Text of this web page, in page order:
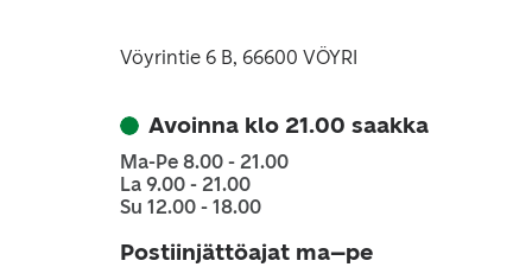
Vöyrintie 6 B, 66600 VÖYRI
Avoinna klo 21.00 saakka
Ma-Pe 8.00 - 21.00
La 9.00 - 21.00
Su 12.00 - 18.00
Postiinjättöajat ma–pe